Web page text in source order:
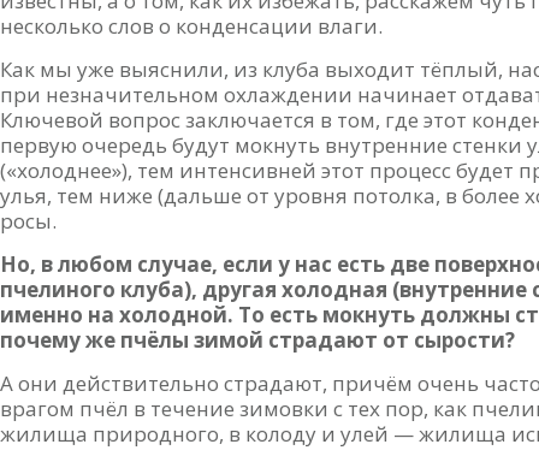
несколько слов о конденсации влаги.
Как мы уже выяснили, из клуба выходит тёплый,
при незначительном охлаждении начинает
Ключевой вопрос заключается в том, где этот
первую очередь будут мокнуть внутренние
(«холоднее»), тем интенсивней этот процесс
улья, тем ниже (дальше от уровня потолка, в более
росы.
Но, в любом случае, если у нас есть две
пчелиного клуба), другая холодная
именно на холодной. То есть мокнуть должны
почему же пчёлы зимой страдают от сырости?
А они действительно страдают, причём очень
врагом пчёл в течение зимовки с тех пор, как
жилища природного, в колоду и улей — жилища